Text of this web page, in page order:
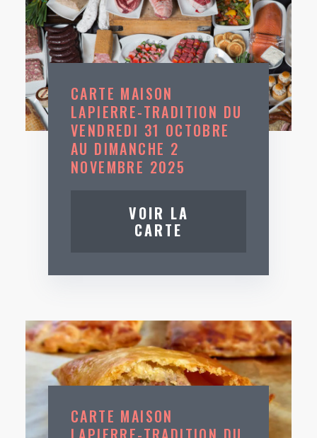
CARTE MAISON
LAPIERRE-TRADITION DU
VENDREDI 31 OCTOBRE
AU DIMANCHE 2
NOVEMBRE 2025
VOIR LA
CARTE
CARTE MAISON